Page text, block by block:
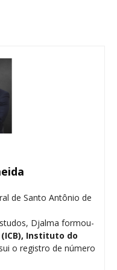
de Santo Antônio de
Djalma formou-
(ICB), Instituto do
o registro de número